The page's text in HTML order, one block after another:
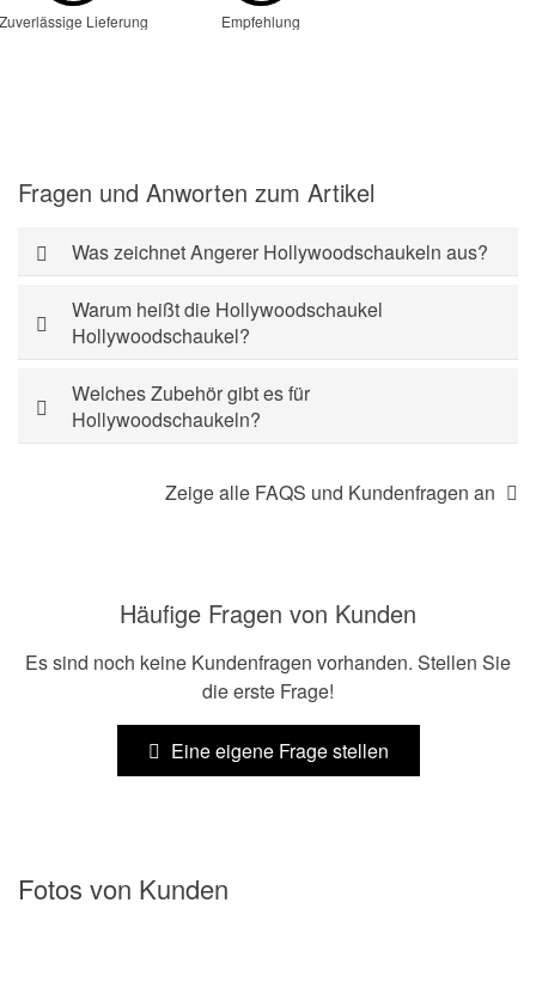
Lieferung Empfehlung
Fragen und Anworten zum Artikel
Was zeichnet Angerer Hollywoodschaukeln aus?
Warum heißt die Hollywoodschaukel
Hollywoodschaukel?
Welches Zubehör gibt es für
Hollywoodschaukeln?
Zeige alle FAQS und Kundenfragen an
Häufige Fragen von Kunden
Es sind noch keine Kundenfragen vorhanden. Stellen Sie
die erste Frage!
Eine eigene Frage stellen
Fotos von Kunden